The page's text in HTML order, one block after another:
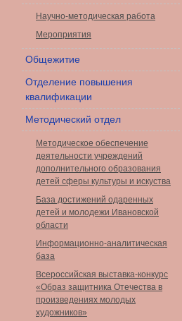
Научно-методическая работа
Мероприятия
Общежитие
Отделение повышения
квалификации
Методический отдел
Методическое обеспечение
деятельности учреждений
дополнительного образования
детей сферы культуры и искуства
База достижений одаренных
детей и молодежи Ивановской
области
Информационно-аналитическая
база
Всероссийская выставка-конкурс
«Образ защитника Отечества в
произведениях молодых
художников»